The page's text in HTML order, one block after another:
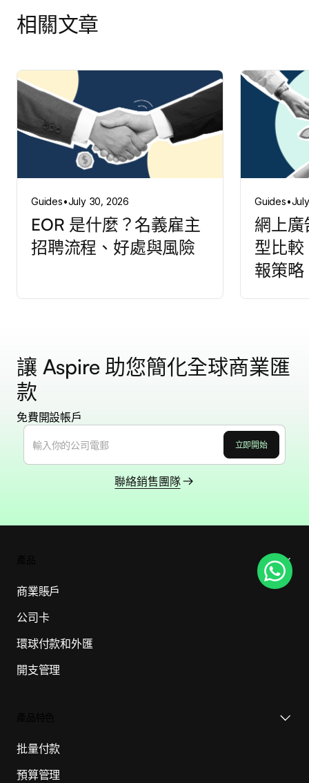
相關文章
Guides•July 30, 2026
EOR 是什麼？名義雇主
招聘流程、好處與風險
Guides•
網上廣
型比較
報策略
讓 Aspire 助您簡化全球商業匯
款
免費開設帳戶
聯絡銷售團隊
商業賬戶
公司卡
環球付款和外匯
開支管理
批量付款
預算管理